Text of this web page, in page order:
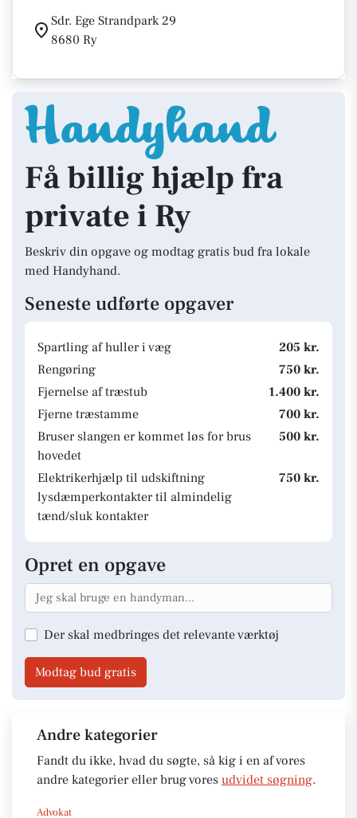
Sdr. Ege Strandpark 29
8680 Ry
Få billig hjælp fra
private i Ry
Beskriv din opgave og modtag gratis bud fra lokale
med Handyhand.
Seneste udførte opgaver
Spartling af huller i væg
205 kr.
Rengøring
750 kr.
Fjernelse af træstub
1.400 kr.
Fjerne træstamme
700 kr.
Bruser slangen er kommet løs for brus
hovedet
500 kr.
Elektrikerhjælp til udskiftning
lysdæmperkontakter til almindelig
tænd/sluk kontakter
750 kr.
Opret en opgave
Der skal medbringes det relevante værktøj
Modtag bud gratis
Andre kategorier
Fandt du ikke, hvad du søgte, så kig i en af vores
andre kategorier eller brug vores udvidet søgning.
Advokat